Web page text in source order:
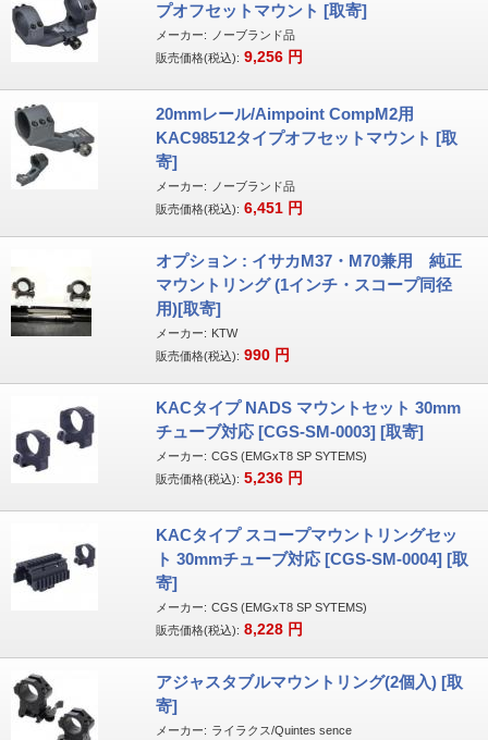
プオフセットマウント [取寄]
メーカー:
ノーブランド品
販売価格(税込): 9,256 円
20mmレール/Aimpoint CompM2用
KAC98512タイプオフセットマウント [取
寄]
メーカー:
ノーブランド品
販売価格(税込): 6,451 円
オプション : イサカM37・M70兼用 純正
マウントリング (1インチ・スコープ同径
用)[取寄]
メーカー: KTW
販売価格(税込): 990 円
KACタイプ NADS マウントセット 30mm
チューブ対応 [CGS-SM-0003] [取寄]
メーカー: CGS (EMGxT8 SP SYTEMS)
販売価格(税込): 5,236 円
KACタイプ スコープマウントリングセッ
ト 30mmチューブ対応 [CGS-SM-0004] [取
寄]
メーカー: CGS (EMGxT8 SP SYTEMS)
販売価格(税込): 8,228 円
アジャスタブルマウントリング(2個入) [取
寄]
メーカー: ライラクス/Quintes sence